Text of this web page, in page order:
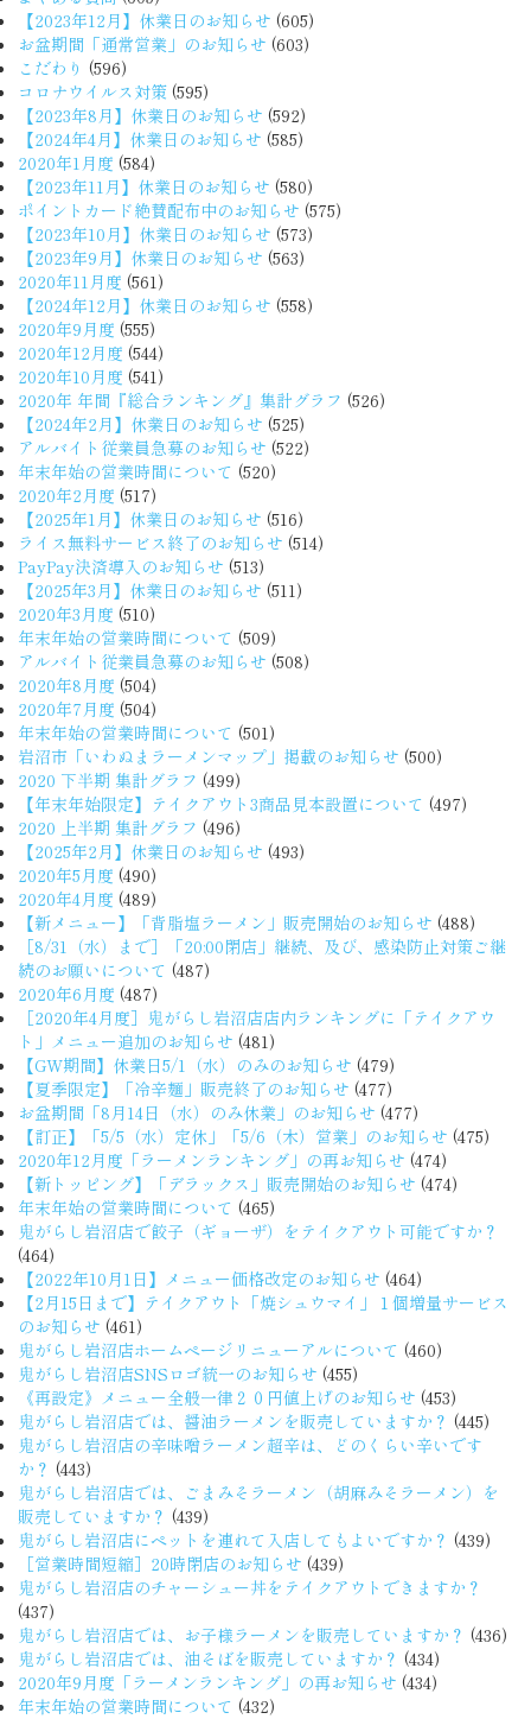
【2023年12月】休業日のお知らせ (605)
お盆期間「通常営業」のお知らせ (603)
こだわり (596)
コロナウイルス対策 (595)
【2023年8月】休業日のお知らせ (592)
【2024年4月】休業日のお知らせ (585)
2020年1月度 (584)
【2023年11月】休業日のお知らせ (580)
ポイントカード絶賛配布中のお知らせ (575)
【2023年10月】休業日のお知らせ (573)
【2023年9月】休業日のお知らせ (563)
2020年11月度 (561)
【2024年12月】休業日のお知らせ (558)
2020年9月度 (555)
2020年12月度 (544)
2020年10月度 (541)
2020年 年間『総合ランキング』集計グラフ (526)
【2024年2月】休業日のお知らせ (525)
アルバイト従業員急募のお知らせ (522)
年末年始の営業時間について (520)
2020年2月度 (517)
【2025年1月】休業日のお知らせ (516)
ライス無料サービス終了のお知らせ (514)
PayPay決済導入のお知らせ (513)
【2025年3月】休業日のお知らせ (511)
2020年3月度 (510)
年末年始の営業時間について (509)
アルバイト従業員急募のお知らせ (508)
2020年8月度 (504)
2020年7月度 (504)
年末年始の営業時間について (501)
岩沼市「いわぬまラーメンマップ」掲載のお知らせ (500)
2020 下半期 集計グラフ (499)
【年末年始限定】テイクアウト3商品見本設置について (497)
2020 上半期 集計グラフ (496)
【2025年2月】休業日のお知らせ (493)
2020年5月度 (490)
2020年4月度 (489)
【新メニュー】「背脂塩ラーメン」販売開始のお知らせ (488)
［8/31（水）まで］「20:00閉店」継続、及び、感染防止対策ご継
続のお願いについて (487)
2020年6月度 (487)
［2020年4月度］鬼がらし岩沼店店内ランキングに「テイクアウ
ト」メニュー追加のお知らせ (481)
【GW期間】休業日5/1（水）のみのお知らせ (479)
【夏季限定】「冷辛麺」販売終了のお知らせ (477)
お盆期間「8月14日（水）のみ休業」のお知らせ (477)
【訂正】「5/5（水）定休」「5/6（木）営業」のお知らせ (475)
2020年12月度「ラーメンランキング」の再お知らせ (474)
【新トッピング】「デラックス」販売開始のお知らせ (474)
年末年始の営業時間について (465)
鬼がらし岩沼店で餃子（ギョーザ）をテイクアウト可能ですか？
(464)
【2022年10月1日】メニュー価格改定のお知らせ (464)
【2月15日まで】テイクアウト「焼シュウマイ」１個増量サービス
のお知らせ (461)
鬼がらし岩沼店ホームページリニューアルについて (460)
鬼がらし岩沼店SNSロゴ統一のお知らせ (455)
《再設定》メニュー全般一律２０円値上げのお知らせ (453)
鬼がらし岩沼店では、醤油ラーメンを販売していますか？ (445)
鬼がらし岩沼店の辛味噌ラーメン超辛は、どのくらい辛いです
か？ (443)
鬼がらし岩沼店では、ごまみそラーメン（胡麻みそラーメン）を
販売していますか？ (439)
鬼がらし岩沼店にペットを連れて入店してもよいですか？ (439)
［営業時間短縮］20時閉店のお知らせ (439)
鬼がらし岩沼店のチャーシュー丼をテイクアウトできますか？
(437)
鬼がらし岩沼店では、お子様ラーメンを販売していますか？ (436)
鬼がらし岩沼店では、油そばを販売していますか？ (434)
2020年9月度「ラーメンランキング」の再お知らせ (434)
年末年始の営業時間について (432)